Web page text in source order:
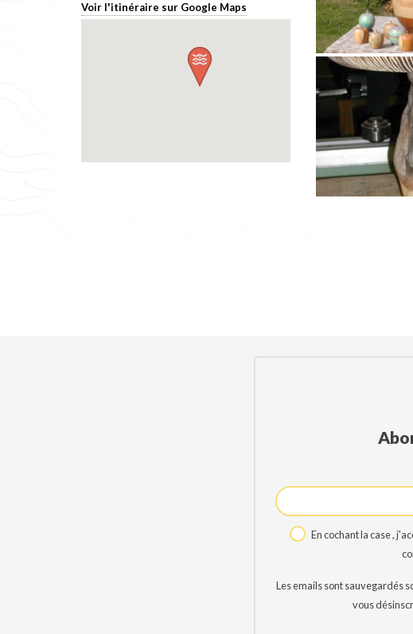
Voir l'itinéraire sur Google Maps
En cochant la case ,
Les emails sont sauvegardés
vous